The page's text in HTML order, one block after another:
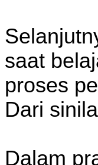
saat
proses
Dari
Dalam